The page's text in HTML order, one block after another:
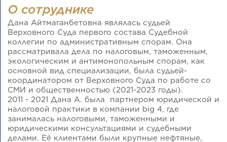
О сотруднике
Дана Айтмаганбетовна являлась судьей
Верховного Суда первого состава Судебной
коллегии по административным спорам. Она
рассматривала дела по налоговым, таможенным,
экологическим и антимонопольным спорам, как
основной вид специализации, была судьей-
координатором от Верховного Суда по работе со
СМИ и общественностью (2021-2023 годы).
2011 - 2021 Дана А. была партнером юридической и
налоговой практики в компании big 4, где
занималась налоговыми, таможенными и
юридическими консультациями и судебными
делами. Её клиентами были крупные нефтяные,